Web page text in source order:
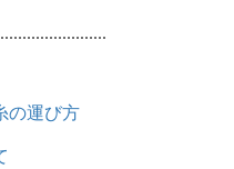
の運び方